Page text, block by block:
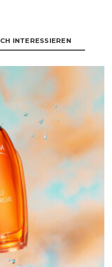
INTERESSIEREN